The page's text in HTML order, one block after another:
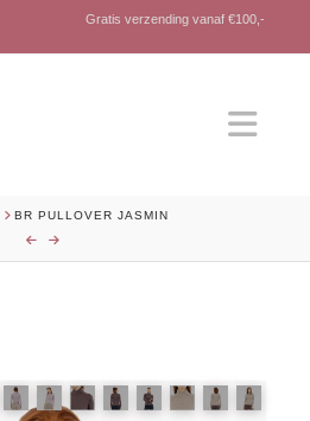
Gratis verzending vanaf €100,-
BR PULLOVER JASMIN